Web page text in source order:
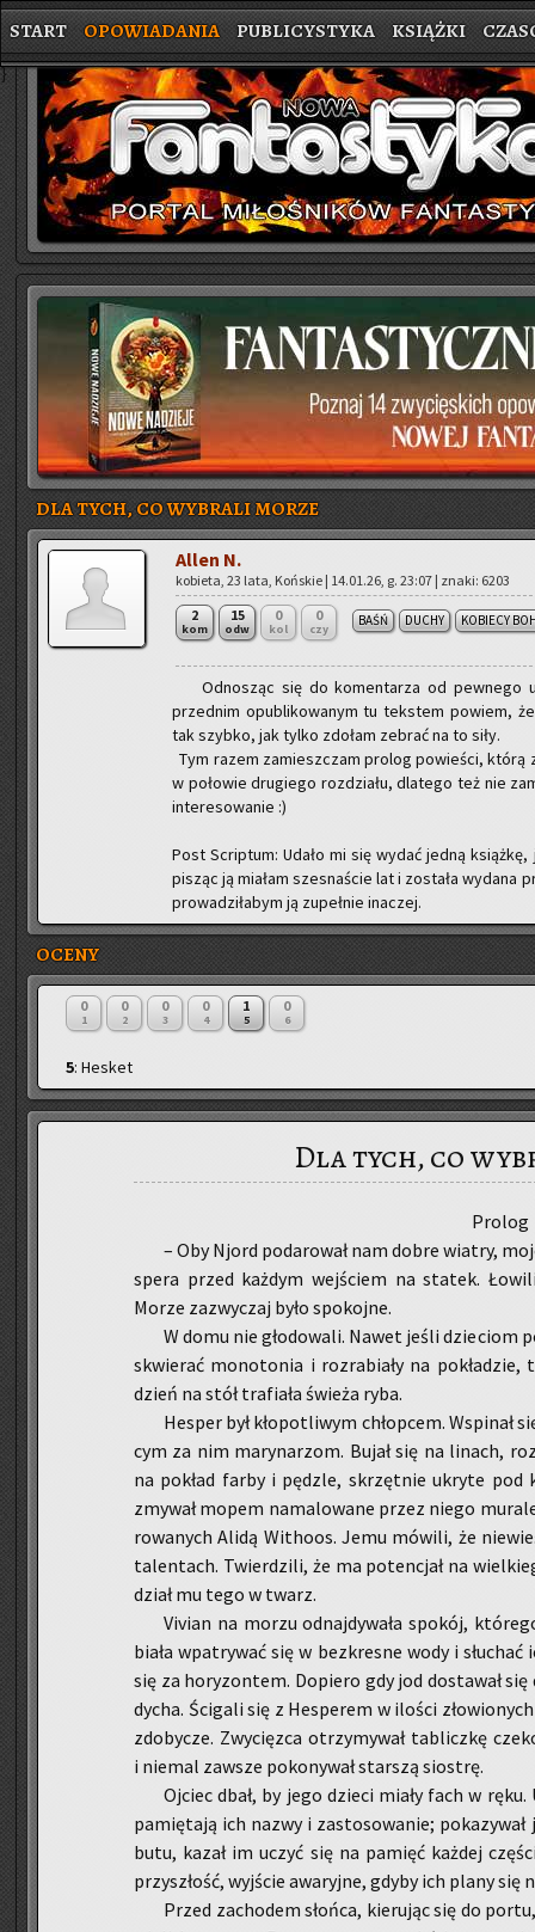
START OPOWIADANIA PUBLICYSTYKA KSIĄŻKI
}
DLA TYCH, CO WYBRALI MORZE
Allen N.
ko­bie­ta, 23 lata, Koń­skie | 14.01.26, g. 23:07 | znaki: 6203
2
kom
15
odw
0
kol
0
czy
BAŚŃ DUCHY KOBIECY
Od­no­sząc się do ko­men­ta­rza od pew­ne­go
przed­nim opu­bli­ko­wa­nym tu tek­stem po­wiem,
tak szyb­ko, jak tylko zdo­łam ze­brać na to siły.
Tym razem za­miesz­czam pro­log po­wie­ści, którą
w po­ło­wie dru­gie­go roz­dzia­łu, dla­te­go też nie
in­te­re­so­wa­nie :)
Post Scrip­tum: Udało mi się wydać jedną
pi­sząc ją mia­łam szes­na­ście lat i zo­sta­ła
pro­wa­dzi­ła­bym ją zu­peł­nie ina­czej.
OCENY
0
1
0
2
0
3
0
4
1
5
0
6
5: Hesket
Dla tych, co
Pro­log
– Oby Njord po­da­ro­wał nam dobre wia­try,
spe­ra przed każ­dym wej­ściem na sta­tek.
Morze za­zwy­czaj było spo­koj­ne.
W domu nie gło­do­wa­li. Nawet jeśli dzie­ciom
skwie­rać mo­no­to­nia i roz­ra­bia­ły na po­kła­dzie,
dzień na stół tra­fia­ła świe­ża ryba.
He­sper był kło­po­tli­wym chłop­cem. Wspi­nał
cym za nim ma­ry­na­rzom. Bujał się na li­nach,
na po­kład farby i pędz­le, skrzęt­nie ukry­te pod
zmy­wał mopem na­ma­lo­wa­ne przez niego
ro­wa­nych Alidą Wi­tho­os. Jemu mó­wi­li, że
ta­len­tach. Twier­dzi­li, że ma po­ten­cjał na
dział mu tego w twarz.
Vi­vian na morzu od­naj­dy­wa­ła spo­kój,
bia­ła wpa­try­wać się w bez­kre­sne wody i
się za ho­ry­zon­tem. Do­pie­ro gdy jod do­sta­wał
dy­cha. Ści­ga­li się z He­spe­rem w ilo­ści
zdo­by­cze. Zwy­cięz­ca otrzy­my­wał ta­blicz­kę
i nie­mal za­wsze po­ko­ny­wał star­szą sio­strę.
Oj­ciec dbał, by jego dzie­ci miały fach w ręku.
pa­mię­ta­ją ich nazwy i za­sto­so­wa­nie;
bu­tu, kazał im uczyć się na pa­mięć każ­dej
przy­szłość, wyj­ście awa­ryj­ne, gdyby ich plany się
Przed za­cho­dem słoń­ca, kie­ru­jąc się do